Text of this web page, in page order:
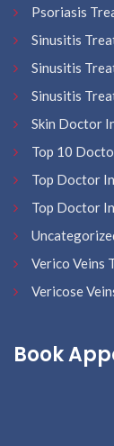
Psoriasis
Sinusitis
Sinusitis
Sinusitis
Skin Doctor
Top 10
Top Doctor
Top Doctor
Verico Veins
Vericose
Book